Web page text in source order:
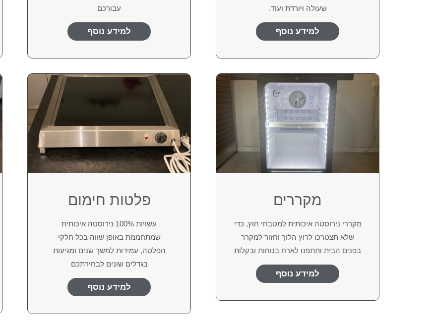
שעולה ויורדת ועוד.
למידע נוסף
עבורכם
למידע נוסף
מקררים
מקררי נירוסטה איכותית למטבחי חוץ, כדי
שלא תצטרכו לרוץ הלוך וחזור למקרר
בפנים הבית ותתפנו לארח בנוחות ובקלות
למידע נוסף
פלטות חימום
עשויות 100% נירוסטה איכותית
שמתחממת באופן שווה בכל חלקי
הפלטה, עמידות למשך שנים ומגיעות
בגדלים שונים לבחירתכם
למידע נוסף